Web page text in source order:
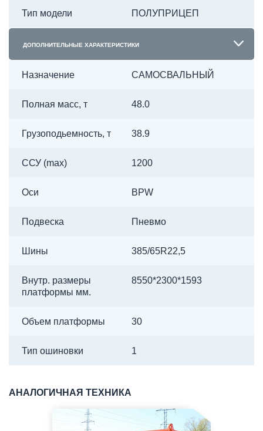
Тип модели ПОЛУПРИЦЕП
ДОПОЛНИТЕЛЬНЫЕ ХАРАКТЕРИСТИКИ
Назначение САМОСВАЛЬНЫЙ
Полная масс, т 48.0
Грузоподьемность, т 38.9
ССУ (max) 1200
Оси BPW
Подвеска Пневмо
Шины 385/65R22,5
Внутр. размеры
платформы мм.
8550*2300*1593
Объем платформы 30
Тип ошиновки 1
АНАЛОГИЧНАЯ ТЕХНИКА